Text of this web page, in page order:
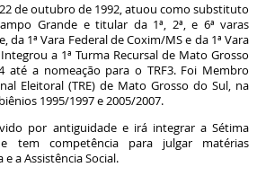
de outubro de 1992, atuou como substituto
Grande e titular da 1ª, 2ª, e 6ª varas
da 1ª Vara Federal de Coxim/MS e da 1ª Vara
a 1ª Turma Recursal de Mato Grosso
até a nomeação para o TRF3. Foi Membro
Eleitoral (TRE) de Mato Grosso do Sul, na
1995/1997 e 2005/2007.
por antiguidade e irá integrar a Sétima
tem competência para julgar matérias
a Assistência Social.